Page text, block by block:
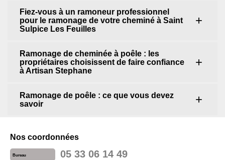
Fiez-vous à un ramoneur professionnel
pour le ramonage de votre cheminé à Saint
Sulpice Les Feuilles
Ramonage de cheminée à poêle : les
propriétaires choisissent de faire confiance
à Artisan Stephane
Ramonage de poêle : ce que vous devez
savoir
Nos coordonnées
Bureau 05 33 06 14 49